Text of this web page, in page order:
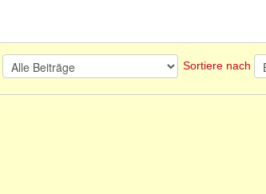
Sortiere nach